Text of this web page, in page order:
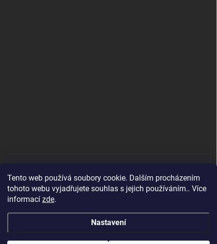
Tento web používá soubory cookie. Dalším procházením
tohoto webu vyjadřujete souhlas s jejich používáním.. Více
informací zde.
Nastavení